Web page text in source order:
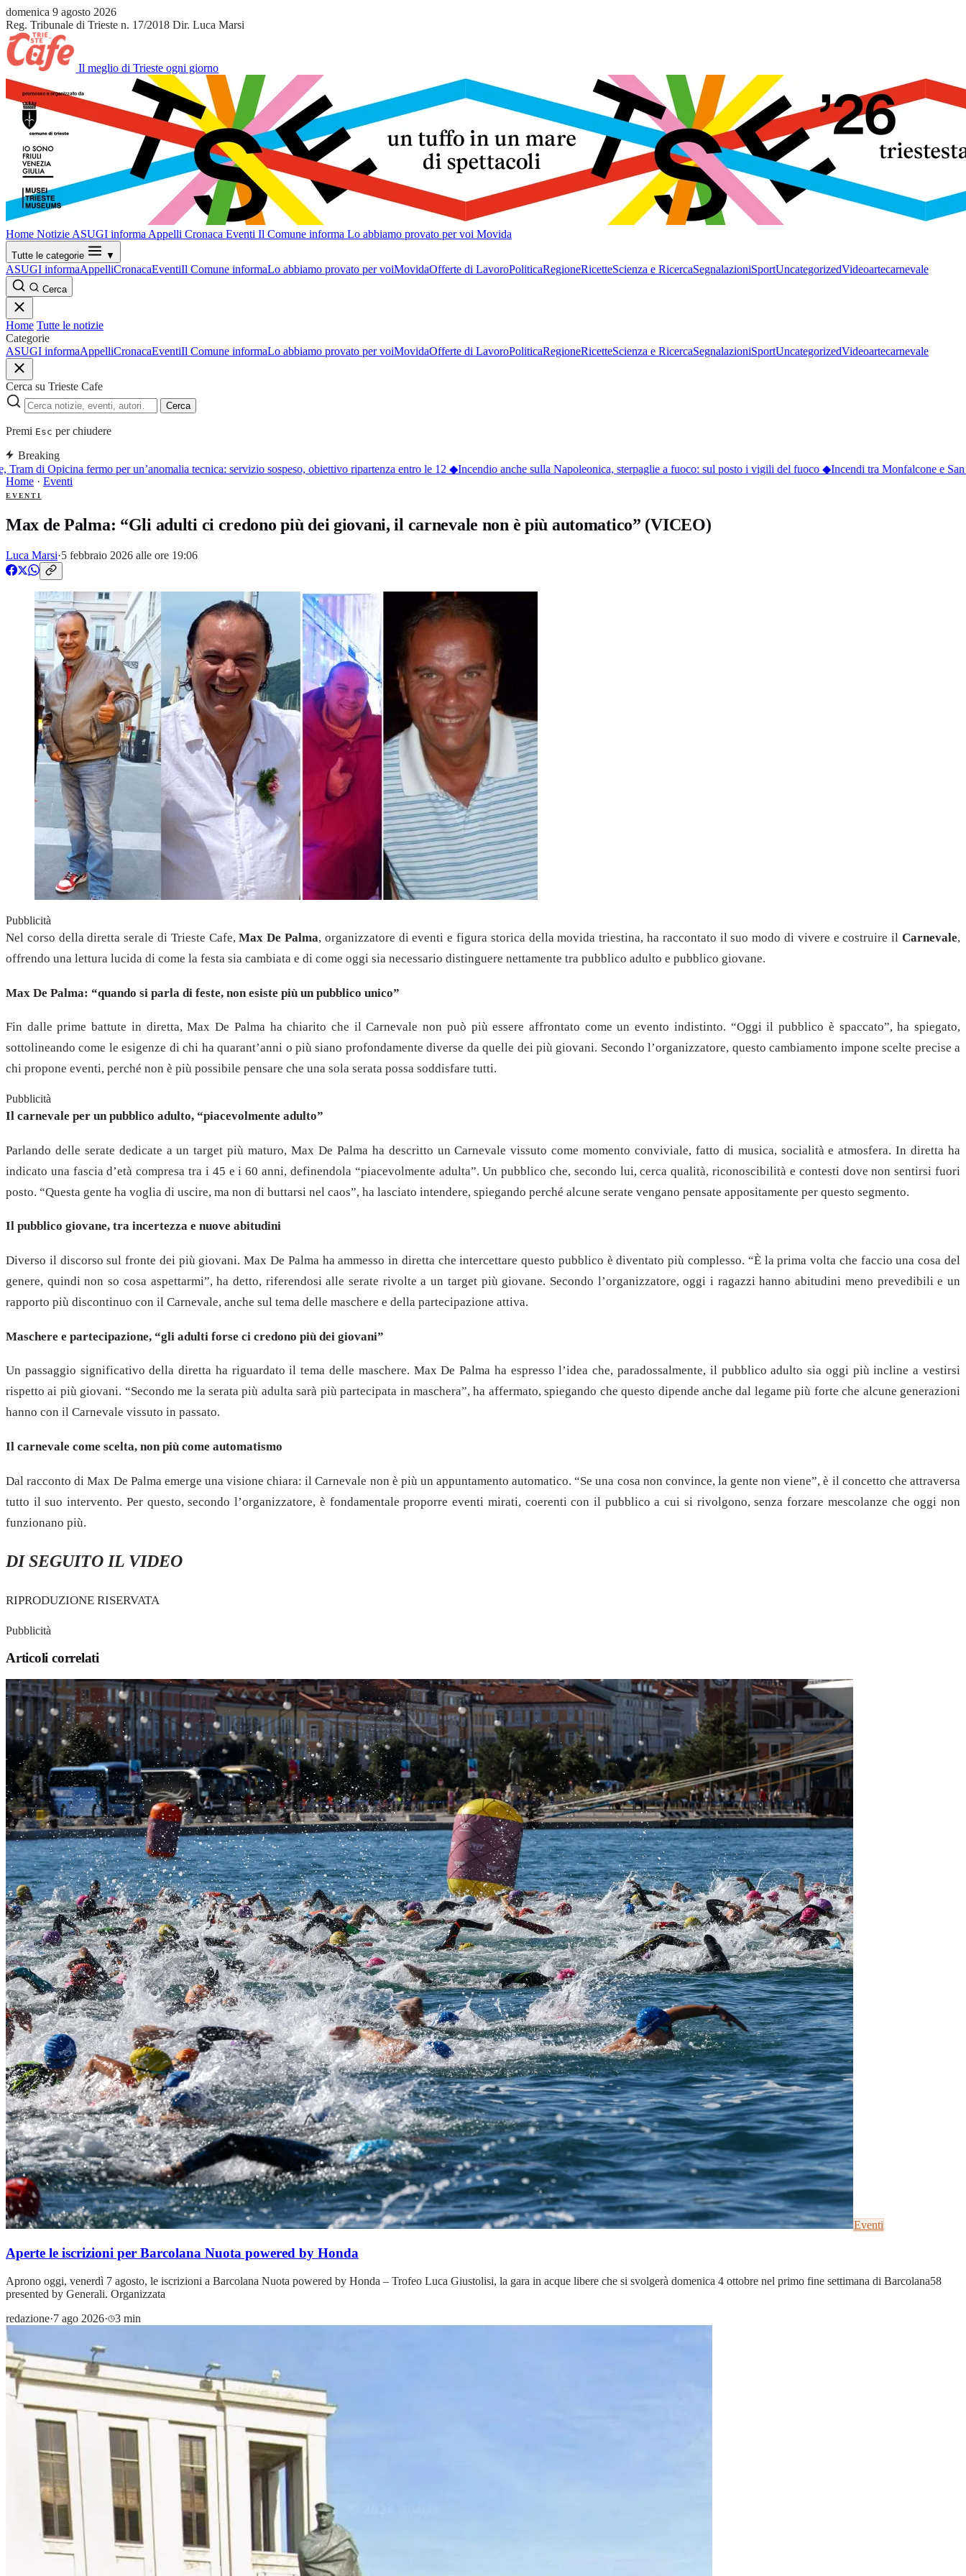
domenica 9 agosto 2026
Reg. Tribunale di Trieste n. 17/2018 Dir. Luca Marsi
Il meglio di Trieste ogni giorno
Home Notizie ASUGI informa Appelli Cronaca Eventi Il Comune informa Lo abbiamo provato per voi Movida
Tutte le categorie ▼
ASUGI informaAppelliCronacaEventiIl Comune informaLo abbiamo provato per voiMovidaOfferte di LavoroPoliticaRegioneRicetteScienza e RicercaSegnalazioniSportUncategorizedVideoartecarnevale
Cerca
Home Tutte le notizie
Categorie
ASUGI informaAppelliCronacaEventiIl Comune informaLo abbiamo provato per voiMovidaOfferte di LavoroPoliticaRegioneRicetteScienza e RicercaSegnalazioniSportUncategorizedVideoartecarnevale
Cerca su Trieste Cafe
Cerca
Premi Esc per chiudere
Breaking
di Opicina fermo per un’anomalia tecnica: servizio sospeso, obiettivo ripartenza entro le 12◆ Incendio anche sulla Napoleonica, sterpaglie a fuoco: sul posto i vigili del fuoco◆ Incendi tra Monfalcone e San
Home · Eventi
EVENTI
Max de Palma: “Gli adulti ci credono più dei giovani, il carnevale non è più automatico” (VICEO)
Luca Marsi·5 febbraio 2026 alle ore 19:06
Pubblicità
Nel corso della diretta serale di Trieste Cafe,Max De Palma, organizzatore di eventi e figura storica della movida triestina, ha raccontato il suo modo di vivere e costruire ilCarnevale,
offrendo una lettura lucida di come la festa sia cambiata e di come oggi sia necessario distinguere nettamente tra pubblico adulto e pubblico giovane.
Max De Palma: “quando si parla di feste, non esiste più un pubblico unico”
Fin dalle prime battute in diretta, Max De Palma ha chiarito che il Carnevale non può più essere affrontato come un evento indistinto. “Oggi il pubblico è spaccato”, ha spiegato,
sottolineando come le esigenze di chi ha quarant’anni o più siano profondamente diverse da quelle dei più giovani. Secondo l’organizzatore, questo cambiamento impone scelte precise a
chi propone eventi, perché non è più possibile pensare che una sola serata possa soddisfare tutti.
Pubblicità
Il carnevale per un pubblico adulto, “piacevolmente adulto”
Parlando delle serate dedicate a un target più maturo, Max De Palma ha descritto un Carnevale vissuto come momento conviviale, fatto di musica, socialità e atmosfera. In diretta ha
indicato una fascia d’età compresa tra i 45 e i 60 anni, definendola “piacevolmente adulta”. Un pubblico che, secondo lui, cerca qualità, riconoscibilità e contesti dove non sentirsi fuori
posto. “Questa gente ha voglia di uscire, ma non di buttarsi nel caos”, ha lasciato intendere, spiegando perché alcune serate vengano pensate appositamente per questo segmento.
Il pubblico giovane, tra incertezza e nuove abitudini
Diverso il discorso sul fronte dei più giovani. Max De Palma ha ammesso in diretta che intercettare questo pubblico è diventato più complesso. “È la prima volta che faccio una cosa del
genere, quindi non so cosa aspettarmi”, ha detto, riferendosi alle serate rivolte a un target più giovane. Secondo l’organizzatore, oggi i ragazzi hanno abitudini meno prevedibili e un
rapporto più discontinuo con il Carnevale, anche sul tema delle maschere e della partecipazione attiva.
Maschere e partecipazione, “gli adulti forse ci credono più dei giovani”
Un passaggio significativo della diretta ha riguardato il tema delle maschere. Max De Palma ha espresso l’idea che, paradossalmente, il pubblico adulto sia oggi più incline a vestirsi
rispetto ai più giovani. “Secondo me la serata più adulta sarà più partecipata in maschera”, ha affermato, spiegando che questo dipende anche dal legame più forte che alcune generazioni
hanno con il Carnevale vissuto in passato.
Il carnevale come scelta, non più come automatismo
Dal racconto di Max De Palma emerge una visione chiara: il Carnevale non è più un appuntamento automatico. “Se una cosa non convince, la gente non viene”, è il concetto che attraversa
tutto il suo intervento. Per questo, secondo l’organizzatore, è fondamentale proporre eventi mirati, coerenti con il pubblico a cui si rivolgono, senza forzare mescolanze che oggi non
funzionano più.
DI SEGUITO IL VIDEO
RIPRODUZIONE RISERVATA
Pubblicità
Articoli correlati
Eventi
Aperte le iscrizioni per Barcolana Nuota powered by Honda
Aprono oggi, venerdì 7 agosto, le iscrizioni a Barcolana Nuota powered by Honda – Trofeo Luca Giustolisi, la gara in acque libere che si svolgerà domenica 4 ottobre nel primo fine settimana di Barcolana58
presented by Generali. Organizzata
redazione·7 ago 2026· 3 min